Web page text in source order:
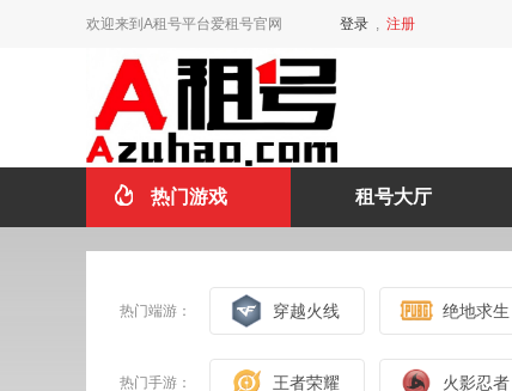
欢迎来到A租号平台爱租号官网 登录 , 注册
热门游戏 租号大厅
热门端游： 穿越火线 绝地求生
热门手游： 王者荣耀 火影忍者